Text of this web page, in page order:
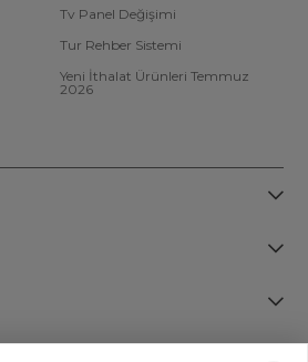
Tv Panel Değişimi
Tur Rehber Sistemi
Yeni İthalat Ürünleri Temmuz
2026